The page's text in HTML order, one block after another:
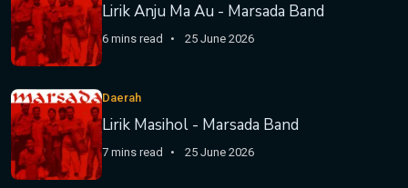
Lirik Anju Ma Au - Marsada Band
6 mins read 25 June 2026
Daerah
Lirik Masihol - Marsada Band
7 mins read 25 June 2026